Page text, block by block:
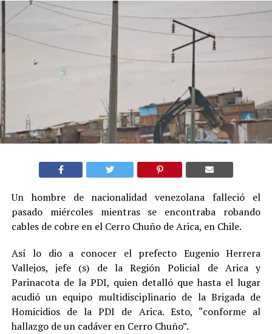
Un hombre de nacionalidad venezolana falleció el
pasado miércoles mientras se encontraba robando
cables de cobre en el Cerro Chuño de Arica, en Chile.
Así lo dio a conocer el prefecto Eugenio Herrera
Vallejos, jefe (s) de la Región Policial de Arica y
Parinacota de la PDI, quien detalló que hasta el lugar
acudió un equipo multidisciplinario de la Brigada de
Homicidios de la PDI de Arica. Esto, “conforme al
hallazgo de un cadáver en Cerro Chuño”.